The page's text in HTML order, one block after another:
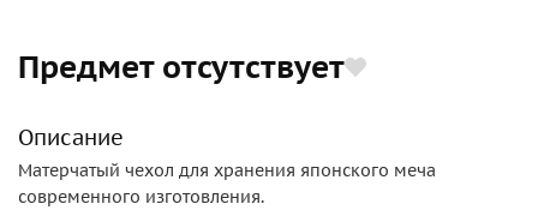
Предмет отсутствует
Описание
Матерчатый чехол для хранения японского меча
современного изготовления.